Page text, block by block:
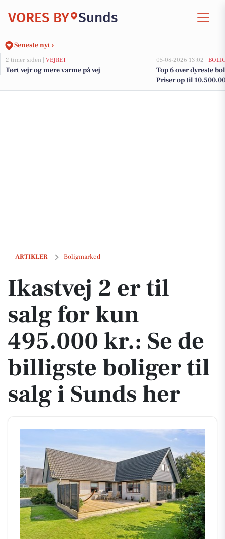
VORES BY Sunds
Seneste nyt ›
2 timer siden | VEJRET
Tørt vejr og mere varme på vej
05-08-2026 13:02 |
Top 6 over dyreste
Priser op til
ARTIKLER Boligmarked
Ikastvej 2 er til salg for kun 495.000 kr.: Se de billigste boliger til
Ikastvej 2 er til
salg for kun
495.000 kr.: Se de
billigste boliger til
salg i Sunds her